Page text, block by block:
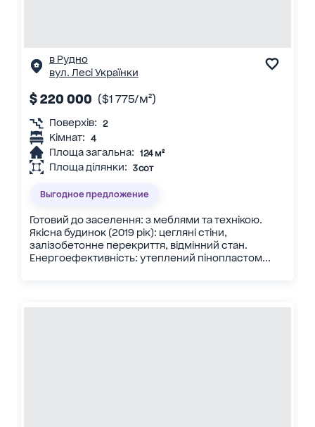
в Рудно
вул. Лесі Українки
$ 220 000 ($1 775/м²)
Поверхів: 2
Кімнат: 4
Площа загальна: 124 м²
Площа ділянки: 3 сот
Выгодное предложение
Готовий до заселення: з меблями та технікою.
Якісна будинок (2019 рік): цегляні стіни,
залізобетонне перекриття, відмінний стан.
Енергоефективність: утеплений пінопластом...